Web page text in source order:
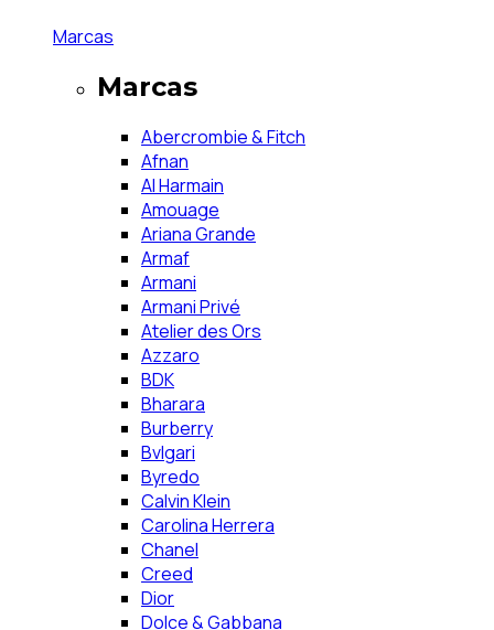
Marcas
Marcas
Abercrombie & Fitch
Afnan
Al Harmain
Amouage
Ariana Grande
Armaf
Armani
Armani Privé
Atelier des Ors
Azzaro
BDK
Bharara
Burberry
Bvlgari
Byredo
Calvin Klein
Carolina Herrera
Chanel
Creed
Dior
Dolce & Gabbana